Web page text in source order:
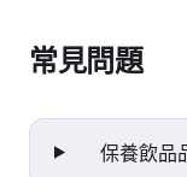
常見問題
保養飲品